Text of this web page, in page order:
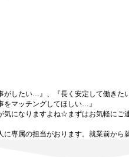
がしたい…』、『長く安定して働き
マッチングしてほしい…』
気になりますよね☆まずはお気軽にご
に専属の担当がおります。就業前から